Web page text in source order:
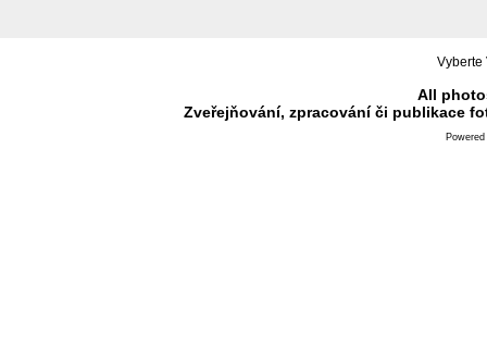
Vyberte
All
Zveřejňování, zpracování či publikace